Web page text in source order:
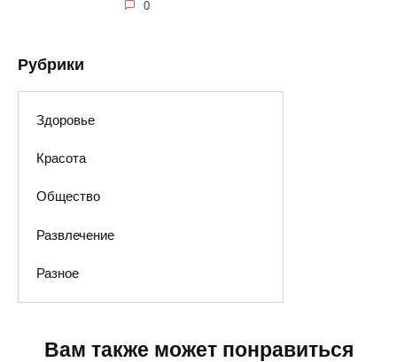
0
Рубрики
Здоровье
Красота
Общество
Развлечение
Разное
Вам также может понравиться